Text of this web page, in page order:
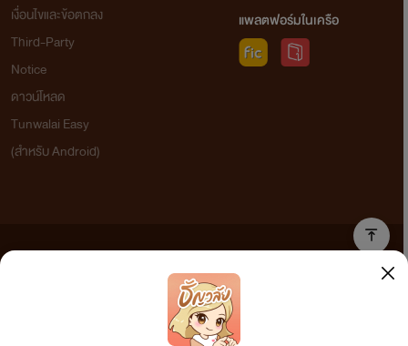
เงื่อนไขและข้อตกลง
Third-Party
Notice
ดาวน์โหลด
Tunwalai Easy
(สำหรับ Android)
แพลตฟอร์มในเครือ
เว็บไซต์แห่งนี้ไม่ได้เห็นด้วยและไม่ขอรับผิดชอบต่อข้อความใดๆ ทั้งสิ้น ดังนั้นผู้อ่านทุกท่านโปรดใช้
วิจารณญาณในการกลั่นกรองด้วยตนเอง และหากท่านพบข้อความใดๆ ที่ขัดต่อกฎหมายและศีลธรรม
กรุณาแจ้งมาที่ tunwalai@ookbee.com เพื่อทีมงานจะได้ดำเนินการในทันที ทั้งนี้ ทางเว็บไซต์ขอสงวน
ลิขสิทธิ์ตามพระราชบัญญัติลิขสิทธิ์ (ฉบับเพิ่มเติม) พ.ศ.2558